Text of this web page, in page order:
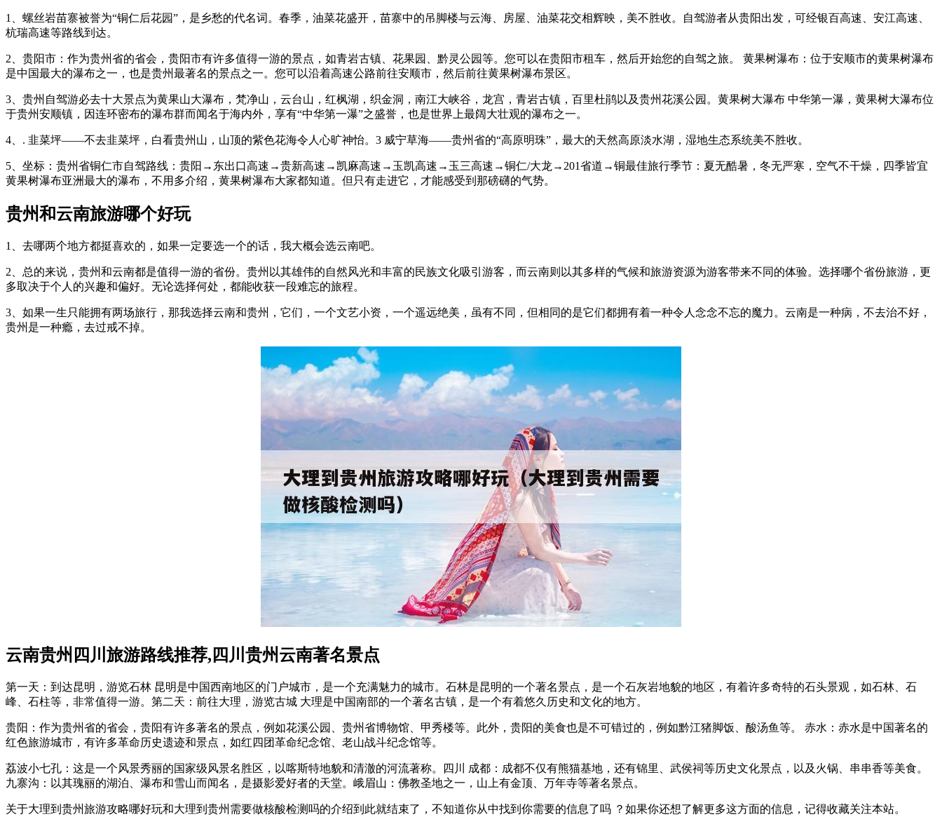
1、螺丝岩苗寨被誉为“铜仁后花园”，是乡愁的代名词。春季，油菜花盛开，苗寨中的吊脚楼与云海、房屋、油菜花交相辉映，美不胜收。自驾游者从贵阳出发，可经银百高速、安江高速、
杭瑞高速等路线到达。
2、贵阳市：作为贵州省的省会，贵阳市有许多值得一游的景点，如青岩古镇、花果园、黔灵公园等。您可以在贵阳市租车，然后开始您的自驾之旅。 黄果树瀑布：位于安顺市的黄果树瀑布
是中国最大的瀑布之一，也是贵州最著名的景点之一。您可以沿着高速公路前往安顺市，然后前往黄果树瀑布景区。
3、贵州自驾游必去十大景点为黄果山大瀑布，梵净山，云台山，红枫湖，织金洞，南江大峡谷，龙宫，青岩古镇，百里杜鹃以及贵州花溪公园。黄果树大瀑布 中华第一瀑，黄果树大瀑布位
于贵州安顺镇，因连环密布的瀑布群而闻名于海内外，享有“中华第一瀑”之盛誉，也是世界上最阔大壮观的瀑布之一。
4、. 韭菜坪——不去韭菜坪，白看贵州山，山顶的紫色花海令人心旷神怡。3 威宁草海——贵州省的“高原明珠”，最大的天然高原淡水湖，湿地生态系统美不胜收。
5、坐标：贵州省铜仁市自驾路线：贵阳→东出口高速→贵新高速→凯麻高速→玉凯高速→玉三高速→铜仁/大龙→201省道→铜最佳旅行季节：夏无酷暑，冬无严寒，空气不干燥，四季皆宜
黄果树瀑布亚洲最大的瀑布，不用多介绍，黄果树瀑布大家都知道。但只有走进它，才能感受到那磅礴的气势。
贵州和云南旅游哪个好玩
1、去哪两个地方都挺喜欢的，如果一定要选一个的话，我大概会选云南吧。
2、总的来说，贵州和云南都是值得一游的省份。贵州以其雄伟的自然风光和丰富的民族文化吸引游客，而云南则以其多样的气候和旅游资源为游客带来不同的体验。选择哪个省份旅游，更
多取决于个人的兴趣和偏好。无论选择何处，都能收获一段难忘的旅程。
3、如果一生只能拥有两场旅行，那我选择云南和贵州，它们，一个文艺小资，一个遥远绝美，虽有不同，但相同的是它们都拥有着一种令人念念不忘的魔力。云南是一种病，不去治不好，
贵州是一种瘾，去过戒不掉。
云南贵州四川旅游路线推荐,四川贵州云南著名景点
第一天：到达昆明，游览石林 昆明是中国西南地区的门户城市，是一个充满魅力的城市。石林是昆明的一个著名景点，是一个石灰岩地貌的地区，有着许多奇特的石头景观，如石林、石
峰、石柱等，非常值得一游。第二天：前往大理，游览古城 大理是中国南部的一个著名古镇，是一个有着悠久历史和文化的地方。
贵阳：作为贵州省的省会，贵阳有许多著名的景点，例如花溪公园、贵州省博物馆、甲秀楼等。此外，贵阳的美食也是不可错过的，例如黔江猪脚饭、酸汤鱼等。 赤水：赤水是中国著名的
红色旅游城市，有许多革命历史遗迹和景点，如红四团革命纪念馆、老山战斗纪念馆等。
荔波小七孔：这是一个风景秀丽的国家级风景名胜区，以喀斯特地貌和清澈的河流著称。四川 成都：成都不仅有熊猫基地，还有锦里、武侯祠等历史文化景点，以及火锅、串串香等美食。
九寨沟：以其瑰丽的湖泊、瀑布和雪山而闻名，是摄影爱好者的天堂。峨眉山：佛教圣地之一，山上有金顶、万年寺等著名景点。
关于大理到贵州旅游攻略哪好玩和大理到贵州需要做核酸检测吗的介绍到此就结束了，不知道你从中找到你需要的信息了吗 ？如果你还想了解更多这方面的信息，记得收藏关注本站。